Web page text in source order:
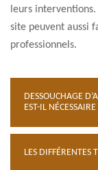
leurs
site peuvent aussi
professionnels.
DESSOUCHAGE
EST-IL NÉCESSAIRE
LES DIFFÉRENTES